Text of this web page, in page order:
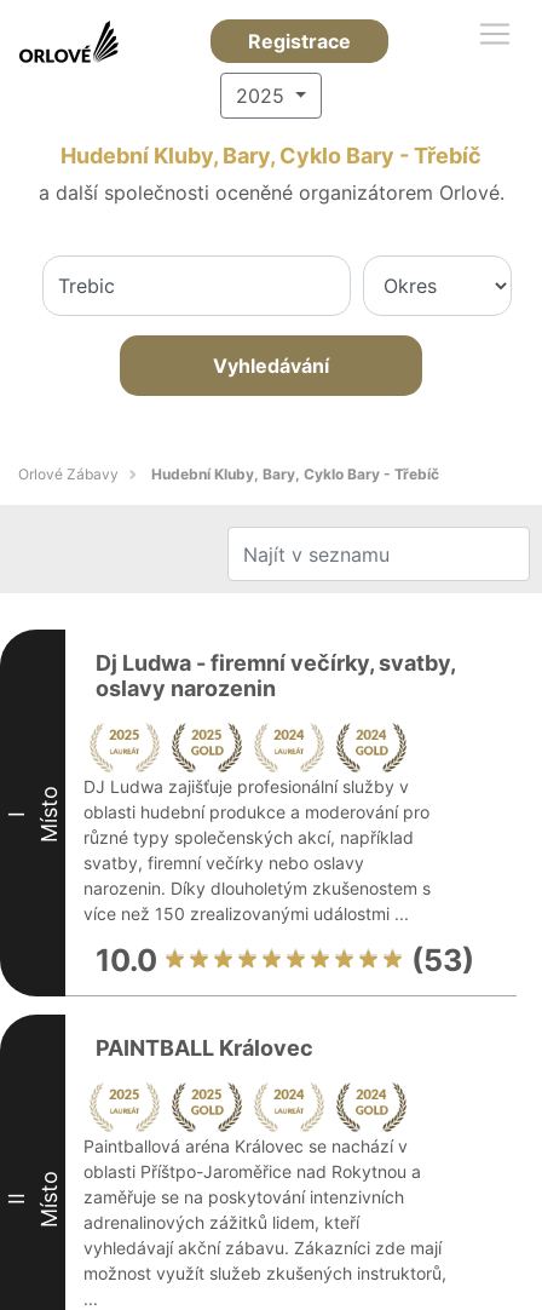
Registrace
2025
Hudební Kluby, Bary, Cyklo Bary - Třebíč
a další společnosti oceněné organizátorem Orlové.
Vyhledávání
Orlové Zábavy Hudební Kluby, Bary, Cyklo Bary - Třebíč
I Místo
Dj Ludwa - firemní večírky, svatby,
oslavy narozenin
DJ Ludwa zajišťuje profesionální služby v
oblasti hudební produkce a moderování pro
různé typy společenských akcí, například
svatby, firemní večírky nebo oslavy
narozenin. Díky dlouholetým zkušenostem s
více než 150 zrealizovanými událostmi ...
10.0 (53)
II Místo
PAINTBALL Královec
Paintballová aréna Královec se nachází v
oblasti Příštpo-Jaroměřice nad Rokytnou a
zaměřuje se na poskytování intenzivních
adrenalinových zážitků lidem, kteří
vyhledávají akční zábavu. Zákazníci zde mají
možnost využít služeb zkušených instruktorů,
...